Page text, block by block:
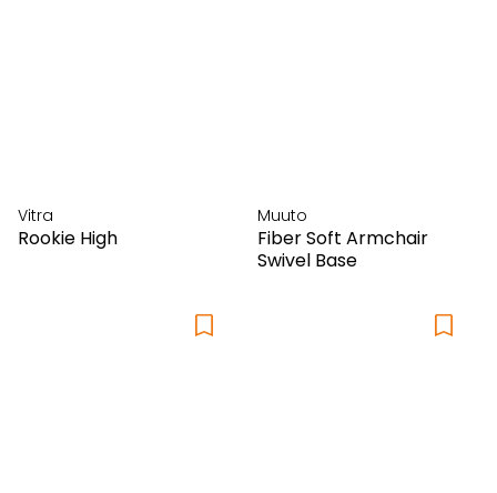
Vitra
Rookie High
Muuto
Fiber Soft Armchair
Swivel Base